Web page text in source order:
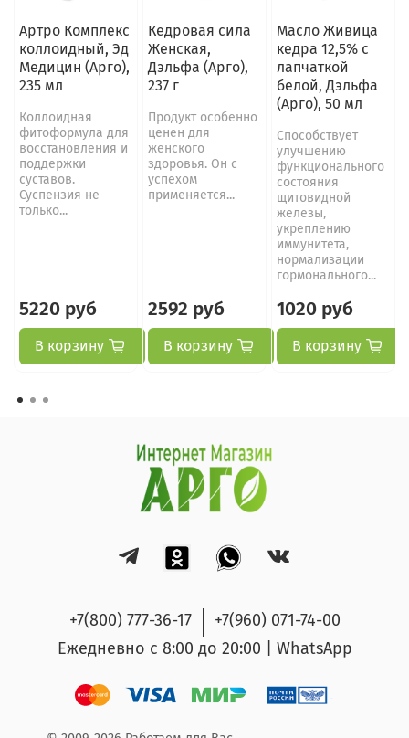
Артро Комплекс
коллоидный, Эд
Медицин (Арго),
235 мл
Коллоидная
фитоформула для
восстановления и
поддержки
суставов.
Суспензия не
только...
5220 руб
В корзину
Кедровая сила
Женская,
Дэльфа (Арго),
237 г
Продукт особенно
ценен для
женского
здоровья. Он с
успехом
применяется...
2592 руб
В корзину
Масло Живица
кедра 12,5% с
лапчаткой
белой, Дэльфа
(Арго), 50 мл
Способствует
улучшению
функционального
состояния
щитовидной
железы,
укреплению
иммунитета,
нормализации
гормонального...
1020 руб
В корзину
+7(800) 777-36-17
+7(960) 071-74-00
Ежедневно с 8:00 до 20:00 | WhatsApp